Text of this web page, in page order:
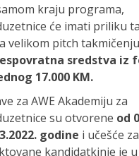
kraju programa,
će imati priliku
velikom pitch
sredstva iz
17.000 KM.
za AWE Akademiju za
su otvorene od
godine i učešće
kandidatkinje je u